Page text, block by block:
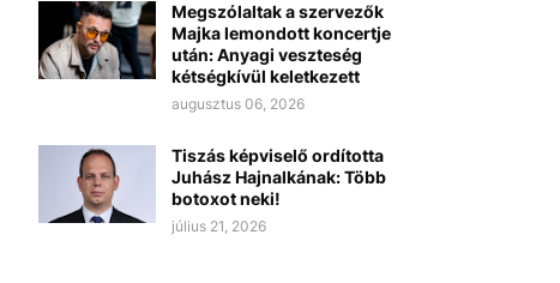
Megszólaltak a szervezők
Majka lemondott koncertje
után: Anyagi veszteség
kétségkívül keletkezett
augusztus 06, 2026
Tiszás képviselő ordította
Juhász Hajnalkának: Több
botoxot neki!
július 21, 2026